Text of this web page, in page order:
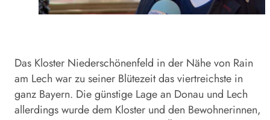
Das Kloster Niederschönenfeld in der Nähe von Rain
am Lech war zu seiner Blütezeit das viertreichste in
ganz Bayern. Die günstige Lage an Donau und Lech
allerdings wurde dem Kloster und den Bewohnerinnen,